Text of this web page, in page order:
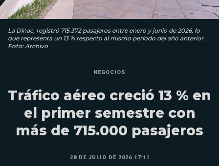
La Dinac, registró 715.372 pasajeros entre enero y junio de 2026, lo
que representa un 13 % respecto al mismo período del año anterior.
Foto: Archivo
NEGOCIOS
Tráfico aéreo creció 13 % en
el primer semestre con
más de 715.000 pasajeros
28 DE JULIO DE 2026 17:11